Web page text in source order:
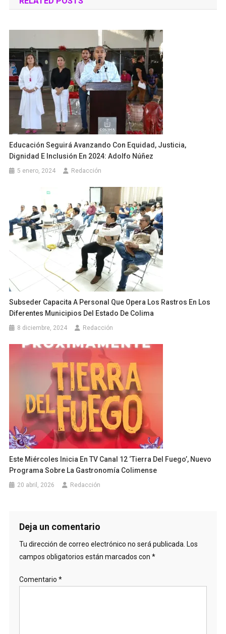
entradas
Educación Seguirá Avanzando Con Equidad, Justicia,
Dignidad E Inclusión En 2024: Adolfo Núñez
5 enero, 2024 Redacción
Subseder Capacita A Personal Que Opera Los Rastros En Los
Diferentes Municipios Del Estado De Colima
8 diciembre, 2024 Redacción
Este Miércoles Inicia En TV Canal 12 ‘Tierra Del Fuego’, Nuevo
Programa Sobre La Gastronomía Colimense
20 abril, 2026 Redacción
Deja un comentario
Tu dirección de correo electrónico no será publicada. Los
campos obligatorios están marcados con *
Comentario *